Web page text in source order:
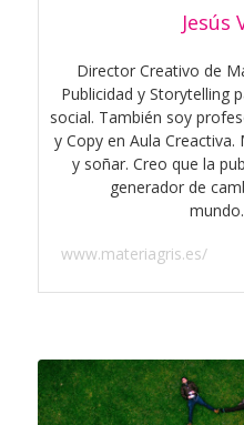
Jesús
Director Creativo de
Publicidad y Storytelling
social. También soy
y Copy en Aula
y soñar. Creo que la
generador de
mundo.
www.materiagris.es/